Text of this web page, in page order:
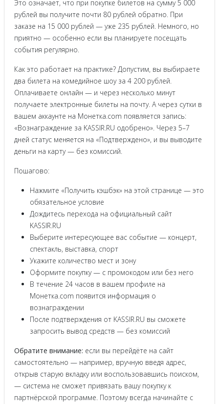
Это означает, что при покупке билетов на сумму 5 000
рублей вы получите почти 80 рублей обратно. При
заказе на 15 000 рублей — уже 235 рублей. Немного, но
приятно — особенно если вы планируете посещать
события регулярно.
Как это работает на практике? Допустим, вы выбираете
два билета на комедийное шоу за 4 200 рублей.
Оплачиваете онлайн — и через несколько минут
получаете электронные билеты на почту. А через сутки в
вашем аккаунте на Монетка.com появляется запись:
«Вознаграждение за KASSIR.RU одобрено». Через 5–7
дней статус меняется на «Подтверждено», и вы выводите
деньги на карту — без комиссий.
Пошагово:
Нажмите «Получить кэшбэк» на этой странице — это
обязательное условие
Дождитесь перехода на официальный сайт
KASSIR.RU
Выберите интересующее вас событие — концерт,
спектакль, выставка, спорт
Укажите количество мест и зону
Оформите покупку — с промокодом или без него
В течение 24 часов в вашем профиле на
Монетка.com появится информация о
вознаграждении
После подтверждения от KASSIR.RU вы сможете
запросить вывод средств — без комиссий
Обратите внимание: если вы перейдёте на сайт
самостоятельно — например, вручную введя адрес,
открыв старую вкладку или воспользовавшись поиском,
— система не сможет привязать вашу покупку к
партнёрской программе. Поэтому всегда начинайте с